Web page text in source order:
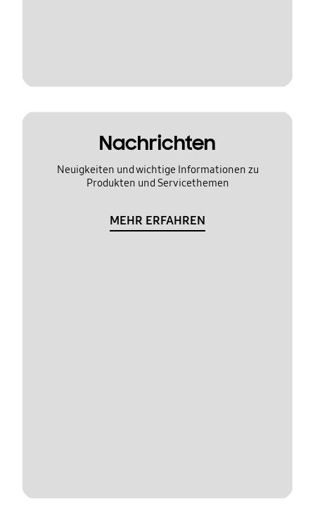
Nachrichten
Neuigkeiten und wichtige Informationen zu
Produkten und Servicethemen
MEHR ERFAHREN